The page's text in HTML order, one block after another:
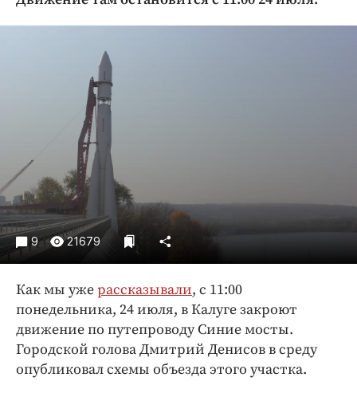
Недвижимость и ЖКХ
Образование
Общество
Погода
Праздники
Происшествия
Спорт
Экономика и бизнес
ПРОЕКТЫ
Блоги
Издания
Медиаперсона
Интересное чтиво
9 21679
Как мы ужерассказывали, с 11:00
понедельника, 24 июля, в Калуге закроют
движение по путепроводу Синие мосты.
Городской голова Дмитрий Денисов в среду
опубликовал схемы объезда этого участка.